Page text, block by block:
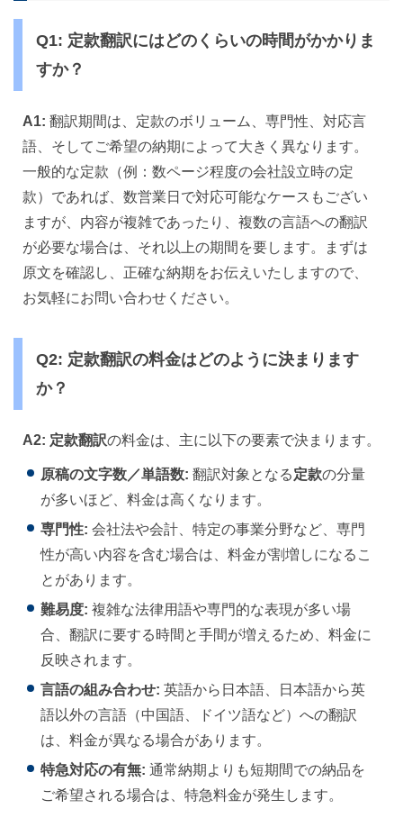
Q1: 定款翻訳にはどのくらいの時間がかかりま
すか？
A1: 翻訳期間は、定款のボリューム、専門性、対応言
語、そしてご希望の納期によって大きく異なります。
一般的な定款（例：数ページ程度の会社設立時の定
款）であれば、数営業日で対応可能なケースもござい
ますが、内容が複雑であったり、複数の言語への翻訳
が必要な場合は、それ以上の期間を要します。まずは
原文を確認し、正確な納期をお伝えいたしますので、
お気軽にお問い合わせください。
Q2: 定款翻訳の料金はどのように決まります
か？
A2: 定款翻訳の料金は、主に以下の要素で決まります。
原稿の文字数／単語数: 翻訳対象となる定款の分量
が多いほど、料金は高くなります。
専門性: 会社法や会計、特定の事業分野など、専門
性が高い内容を含む場合は、料金が割増しになるこ
とがあります。
難易度: 複雑な法律用語や専門的な表現が多い場
合、翻訳に要する時間と手間が増えるため、料金に
反映されます。
言語の組み合わせ: 英語から日本語、日本語から英
語以外の言語（中国語、ドイツ語など）への翻訳
は、料金が異なる場合があります。
特急対応の有無: 通常納期よりも短期間での納品を
ご希望される場合は、特急料金が発生します。